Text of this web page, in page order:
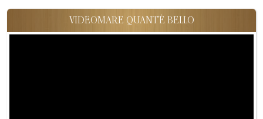
VIDEOMARE QUANT'È BELLO